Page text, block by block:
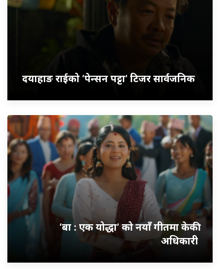
दयाहाङ राईको ‘पेन्सन पट्टा’ टिजर सार्वजनिक
‘बा : एक योद्धा’ को नयाँ गीतमा केकी
अधिकारी